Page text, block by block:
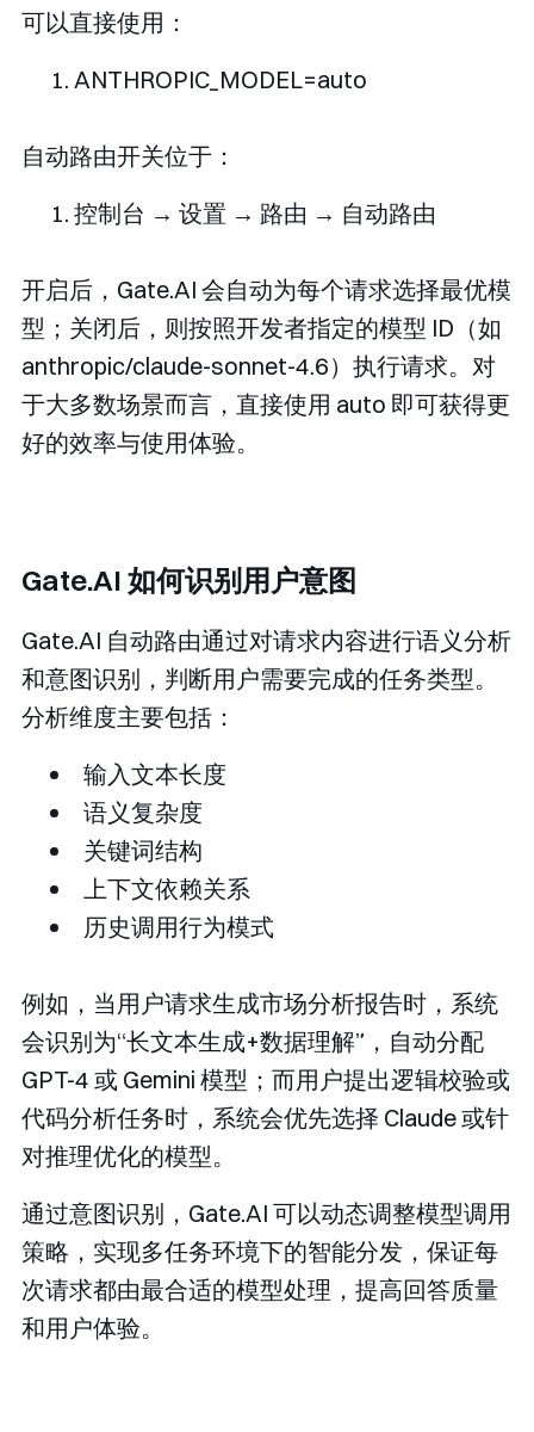
可以直接使用：
ANTHROPIC_MODEL=auto
自动路由开关位于：
控制台 → 设置 → 路由 → 自动路由
开启后，Gate.AI 会自动为每个请求选择最优模
型；关闭后，则按照开发者指定的模型 ID（如
anthropic/claude-sonnet-4.6）执行请求。对
于大多数场景而言，直接使用 auto 即可获得更
好的效率与使用体验。
Gate.AI 如何识别用户意图
Gate.AI 自动路由通过对请求内容进行语义分析
和意图识别，判断用户需要完成的任务类型。
分析维度主要包括：
输入文本长度
语义复杂度
关键词结构
上下文依赖关系
历史调用行为模式
例如，当用户请求生成市场分析报告时，系统
会识别为“长文本生成+数据理解”，自动分配
GPT-4 或 Gemini 模型；而用户提出逻辑校验或
代码分析任务时，系统会优先选择 Claude 或针
对推理优化的模型。
通过意图识别，Gate.AI 可以动态调整模型调用
策略，实现多任务环境下的智能分发，保证每
次请求都由最合适的模型处理，提高回答质量
和用户体验。